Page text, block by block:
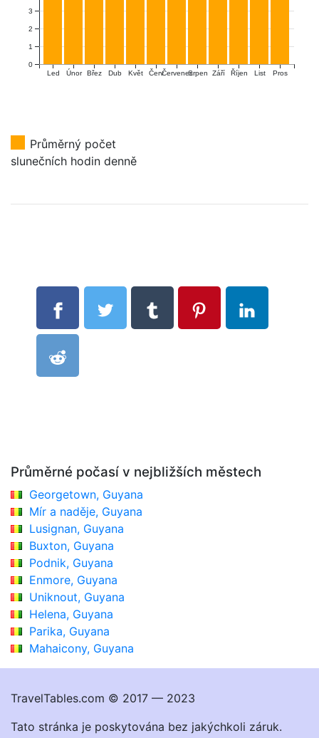
Led Únor Břez Dub Květ ČervČervenecSrpen Září Říjen List Pros
0
1
2
3
Průměrný počet
slunečních hodin denně
Průměrné počasí v nejbližších městech
Georgetown, Guyana
Mír a naděje, Guyana
Lusignan, Guyana
Buxton, Guyana
Podnik, Guyana
Enmore, Guyana
Uniknout, Guyana
Helena, Guyana
Parika, Guyana
Mahaicony, Guyana
TravelTables.com © 2017 — 2023
Tato stránka je poskytována bez jakýchkoli záruk.